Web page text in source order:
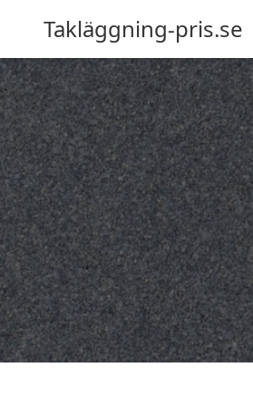
Takläggning-pris.se